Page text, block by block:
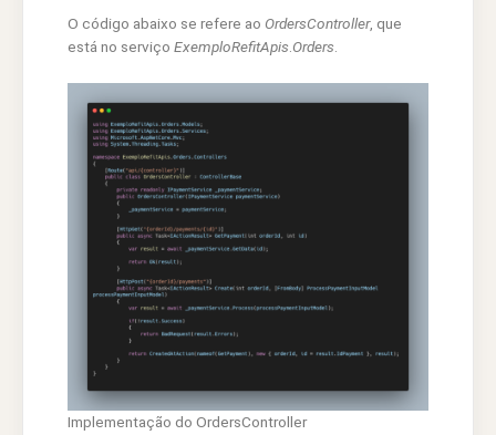
O código abaixo se refere ao OrdersController, que
está no serviço ExemploRefitApis Orders
Implementação do OrdersController